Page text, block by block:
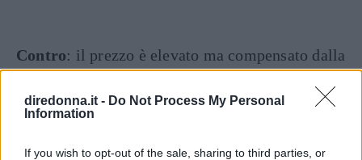
diredonna.it - Do Not Process My Personal
Information
If you wish to opt-out of the sale, sharing to third parties, or
Contro: il prezzo è elevato ma compensato dalla
qualità eccellente del prodotto e
dall’impeccabile servizio di assistenza (testato
in passato per un problema di batteria su un
modello precedente)